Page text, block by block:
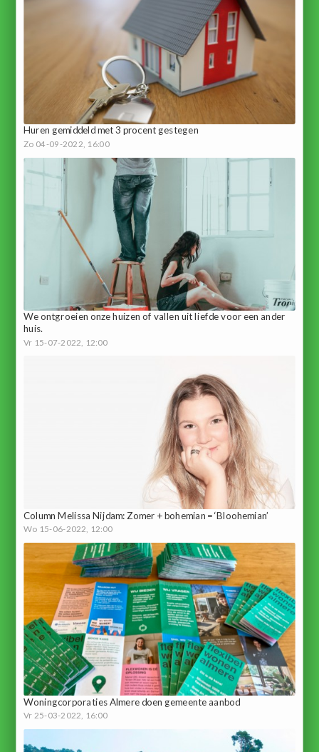
Huren gemiddeld met 3 procent gestegen
Zo 04-09-2022, 16:00
We ontgroeien onze huizen of vallen uit liefde voor een ander
huis.
Vr 15-07-2022, 12:00
Column Melissa Nijdam: Zomer + bohemian = ‘Bloohemian’
Wo 15-06-2022, 12:00
Woningcorporaties Almere doen gemeente aanbod
Vr 25-03-2022, 16:00